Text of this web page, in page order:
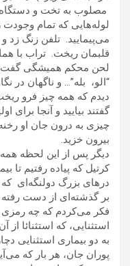
مصلوب به تخت و
لوله‌هایی که تمام وجودت
می‌پیمایید. تلفن زنگ زد و
قلبمان ریخت. تراب با
لحن محکم همیشگی
“الو، بله”… و ناگهان در
دیدم که همه چیز فرو
گفتند بیایید و آنجا برای
چیزی به درون جان او
بیرون خزید.
دیگر پس از این لحظه
کرتیل که پیاده رفتیم تا
درهای بزرگ دولنگه‌ای که
بر گذشته‌ای از دست
فکر می‌کردم که چه رمزی
استثنایی، که استثنائا
به دو بیماری استثنایی
پوران جان، هر بار که